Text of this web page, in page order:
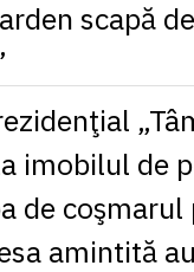
= 0.0425
1 RUB= 0.0530
1 XDR= 5.9383
1 ZAR
= 0.2318
imobilul de
de coşmarul
amintită